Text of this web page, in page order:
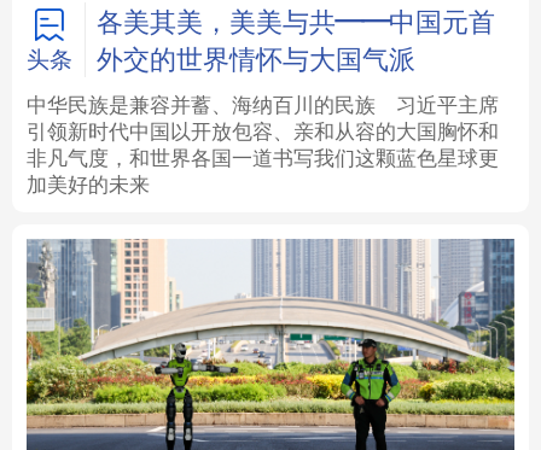
学术中国 乡村振兴 银龄 溯源中国
城市 旅游 能源
彩票 娱乐 时尚 悦读
公益
文化产业
地方频道
北京 天津 河北 山西
头条
各美其美，美美与共——中国元首
外交的世界情怀与大国气派
中华民族是兼容并蓄、海纳百川的民族
习近平主席
引领新时代中国以开放包容、亲和从容的大国胸怀和
非凡气度，和世界各国一道书写我们这颗蓝色星球更
加美好的未来